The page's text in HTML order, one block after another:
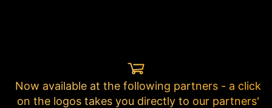
Now available at the following partners - a click
on the logos takes you directly to our partners'